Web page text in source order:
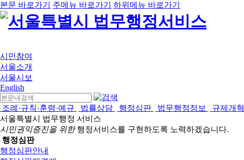
본문 바로가기 주메뉴 바로가기 하위메뉴 바로가기
시민참여
서울소개
서울시보
English
조례·규칙·훈령·예규 법률상담 행정심판 법무행정정보 규제개혁
서울특별시 법무행정 서비스
시민권익증진을 위한행정서비스를 구현하도록 노력하겠습니다.
행정심판
행정심판안내